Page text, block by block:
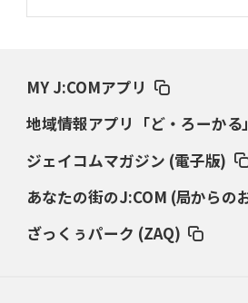
MY J:COMアプリ
地域情報アプリ「ど・ろーかる」
ジェイコムマガジン (電子版)
あなたの街のJ:COM (局からの
ざっくぅパーク (ZAQ)